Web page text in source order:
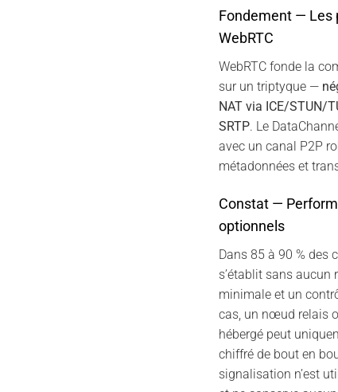
Fondement — Les
WebRTC
WebRTC fonde la
sur un triptyque —
NAT via ICE/STUN/
SRTP. Le
avec un canal P2P
métadonnées et
Constat —
optionnels
Dans 85 à 90 % des
s’établit sans aucun
minimale et un
cas, un nœud relais
hébergé peut
chiffré de bout en
signalisation n’est